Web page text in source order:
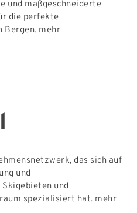
und maßgeschneiderte
die perfekte
Bergen. mehr
das sich auf
und
und
spezialisiert hat. mehr